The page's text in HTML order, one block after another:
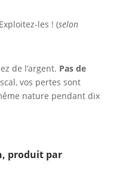
les ! (selon
de l’argent. Pas de
vos pertes sont
nature pendant dix
produit par